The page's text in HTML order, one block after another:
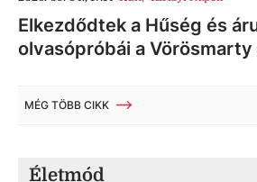
Elkezdődtek a Hűség és
olvasópróbái a Vörösmarty
MÉG TÖBB CIKK
Életmód